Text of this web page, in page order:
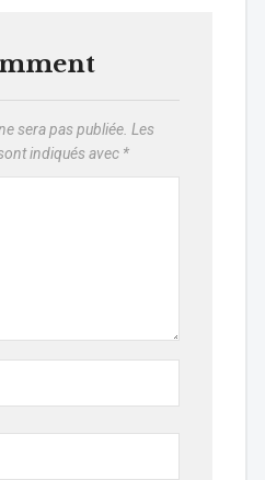
sera pas publiée. Les
indiqués avec *